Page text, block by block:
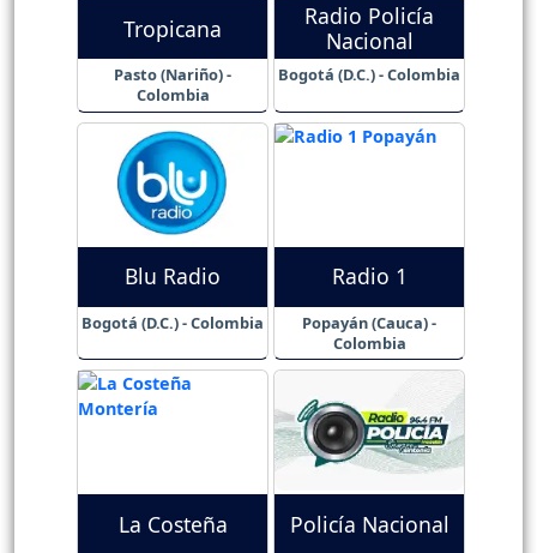
Tropicana
Pasto (Nariño) -
Colombia
Radio Policía
Nacional
Bogotá (D.C.) - Colombia
Blu Radio
Bogotá (D.C.) - Colombia
Radio 1
Popayán (Cauca) -
Colombia
La Costeña Policía Nacional